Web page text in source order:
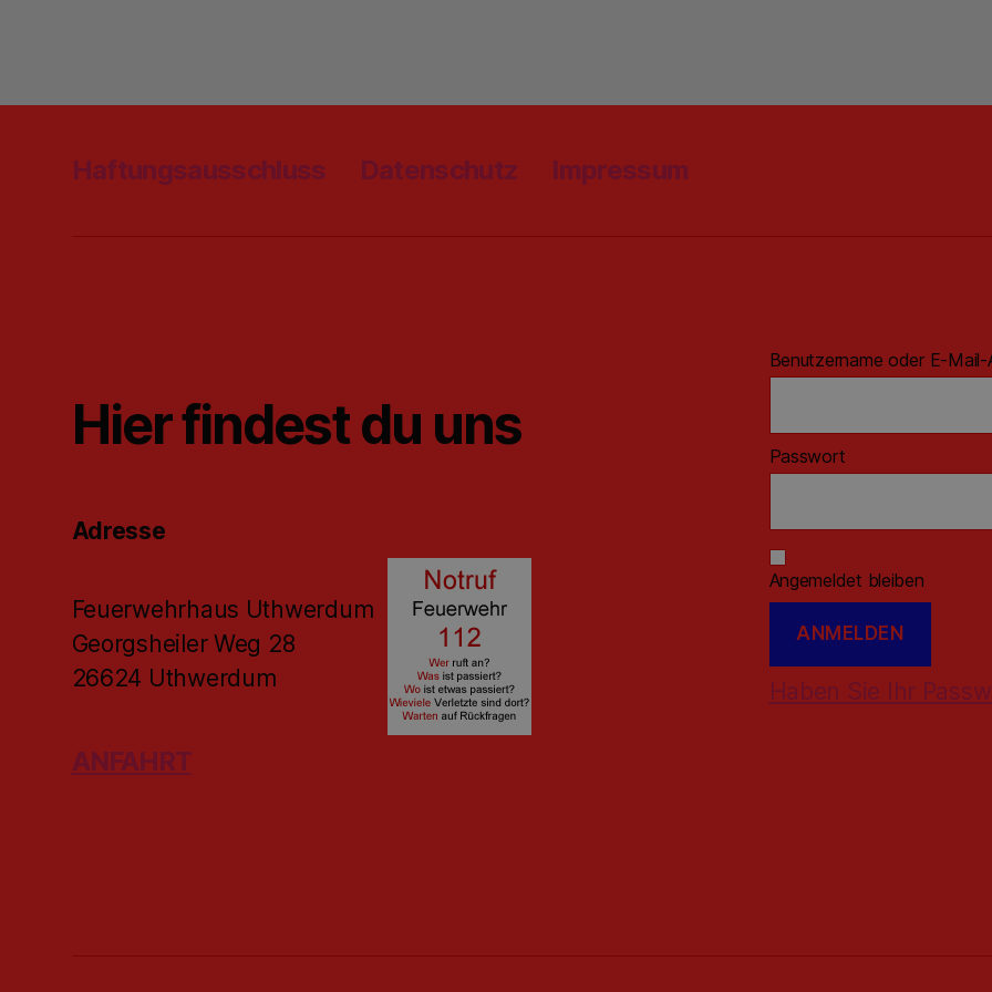
Haftungsausschluss Datenschutz Impressum
Hier findest du uns
Adresse
Feuerwehrhaus Uthwerdum
Georgsheiler Weg 28
26624 Uthwerdum
ANFAHRT
Benutzername oder E-Mail-
Passwort
Angemeldet bleiben
Haben Sie Ihr